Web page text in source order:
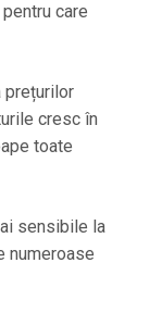
care
prețurilor
cresc în
toate
sensibile la
numeroase